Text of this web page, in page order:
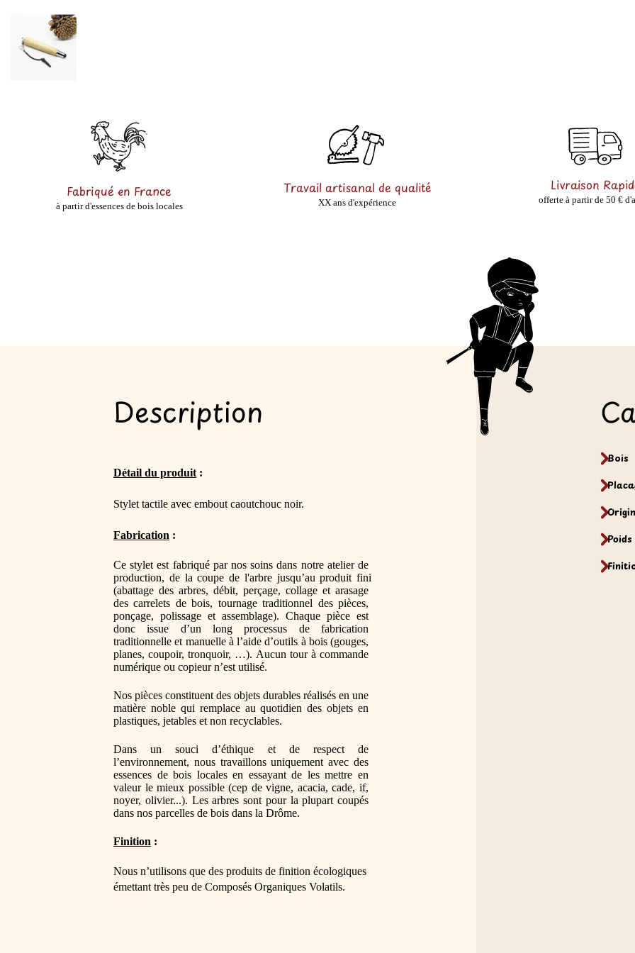
Fabriqué en France
à partir d'essences de bois locales
Travail artisanal de qualité
XX ans d'expérience
Livraison
offerte à partir de 50 €
Description
Détail du produit :
Stylet tactile avec embout caoutchouc noir.
Fabrication :
Ce stylet est fabriqué par nos soins dans notre atelier de
production, de la coupe de l'arbre jusqu’au produit fini
(abattage des arbres, débit, perçage, collage et arasage
des carrelets de bois, tournage traditionnel des pièces,
ponçage, polissage et assemblage). Chaque pièce est
donc issue d’un long processus de fabrication
traditionnelle et manuelle à l’aide d’outils à bois (gouges,
planes, coupoir, tronquoir, …). Aucun tour à commande
numérique ou copieur n’est utilisé.
Nos pièces constituent des objets durables réalisés en une
matière noble qui remplace au quotidien des objets en
plastiques, jetables et non recyclables.
Dans un souci d’éthique et de respect de
l’environnement, nous travaillons uniquement avec des
essences de bois locales en essayant de les mettre en
valeur le mieux possible (cep de vigne, acacia, cade, if,
noyer, olivier...). Les arbres sont pour la plupart coupés
dans nos parcelles de bois dans la Drôme.
Finition :
Nous n’utilisons que des produits de finition écologiques
émettant très peu de Composés Organiques Volatils.
Bois
Poids